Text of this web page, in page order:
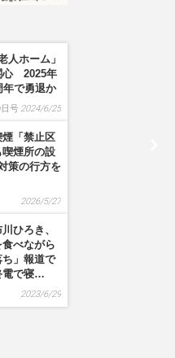
人ホーム」
心 2025年
年で勇退か
号 2024/6/25
煙「禁止区
煙所の設
策の行方を
2026/5/27
ひろき、
べながら
」報道で
電で寝…
2023/6/29